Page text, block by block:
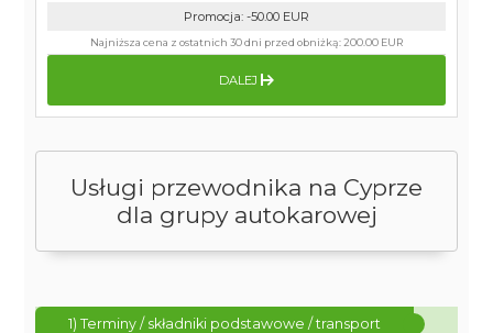
Usługi przewodnika na Cyprze
dla grupy autokarowej
1) Terminy / składniki podstawowe / transport
Promocja: -50.00 EUR
Najniższa cena z ostatnich 30 dni przed obniżką: 200.00 EUR
DALEJ